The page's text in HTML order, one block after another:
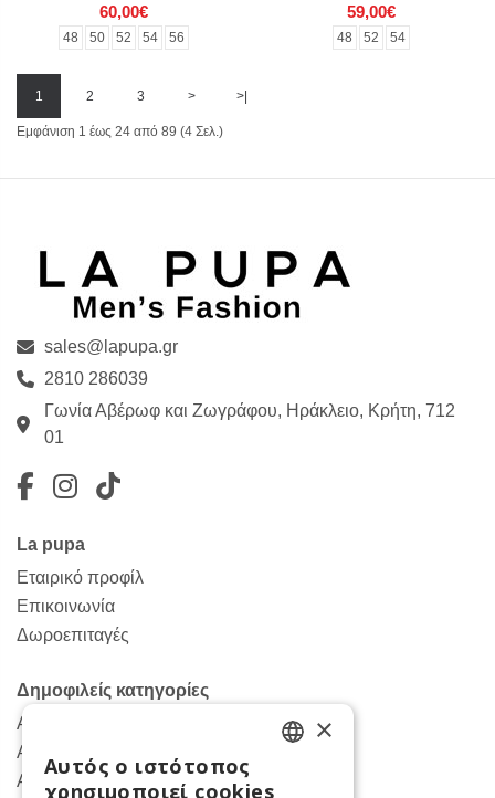
60,00€
48 50 52 54 56
59,00€
48 52 54
1 2 3 > >|
Εμφάνιση 1 έως 24 από 89 (4 Σελ.)
sales@lapupa.gr
2810 286039
Γωνία Αβέρωφ και Ζωγράφου, Ηράκλειο, Κρήτη, 712
01
La pupa
Εταιρικό προφίλ
Επικοινωνία
Δωροεπιταγές
Δημοφιλείς κατηγορίες
Ανδρικά παντελόνια
Ανδρικα πουκάμισα
Ανδρικά πανωφόρια
×
Αυτός ο ιστότοπος
χρησιμοποιεί cookies